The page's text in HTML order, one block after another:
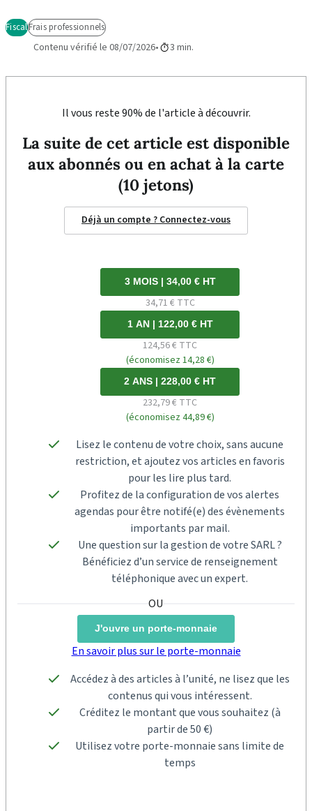
FiscalFrais professionnels
Contenu vérifié le 08/07/2026 3 min.
Il vous reste 90% de l'article à découvrir.
La suite de cet article est disponible
aux abonnés ou en achat à la carte
(10 jetons)
Déjà un compte ? Connectez-vous
3 MOIS | 34,00 € HT
34,71 € TTC
1 AN | 122,00 € HT
124,56 € TTC
(économisez 14,28 €)
2 ANS | 228,00 € HT
232,79 € TTC
(économisez 44,89 €)
Lisez le contenu de votre choix, sans aucune
restriction, et ajoutez vos articles en favoris
pour les lire plus tard.
Profitez de la configuration de vos alertes
agendas pour être notifé(e) des évènements
importants par mail.
Une question sur la gestion de votre SARL ?
Bénéficiez d’un service de renseignement
téléphonique avec un expert.
J'ouvre un porte-monnaie
En savoir plus sur le porte-monnaie
Accédez à des articles à l’unité, ne lisez que les
contenus qui vous intéressent.
Créditez le montant que vous souhaitez (à
partir de 50 €)
Utilisez votre porte-monnaie sans limite de
temps